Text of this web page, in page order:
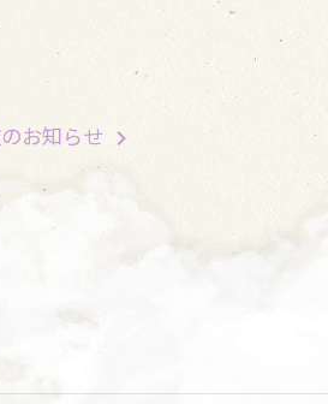
のお知らせ